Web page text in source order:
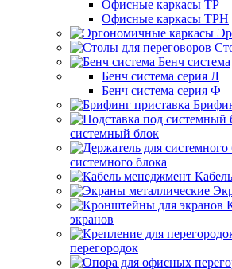
Офисные каркасы ТР
Офисные каркасы ТРН
Бенч система
Бенч система серия Л
Бенч система серия Ф
системный блок
системного блока
экранов
перегородок